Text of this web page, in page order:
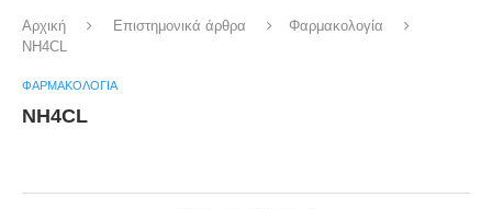
Αρχική Επιστημονικά άρθρα
Φαρμακολογία
ΝΗ4CL
ΦΑΡΜΑΚΟΛΟΓΊΑ
ΝΗ4CL